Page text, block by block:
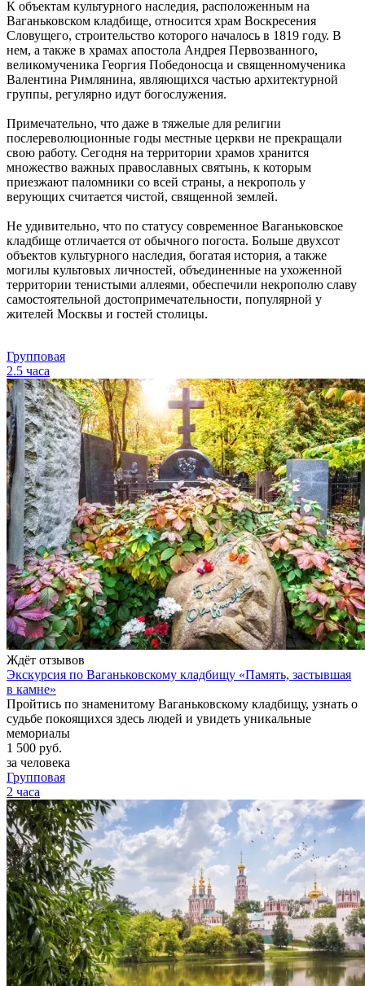
К объектам культурного наследия, расположенным на
Ваганьковском кладбище, относится храм Воскресения
Словущего, строительство которого началось в 1819 году. В
нем, а также в храмах апостола Андрея Первозванного,
великомученика Георгия Победоносца и священномученика
Валентина Римлянина, являющихся частью архитектурной
группы, регулярно идут богослужения.
Примечательно, что даже в тяжелые для религии
послереволюционные годы местные церкви не прекращали
свою работу. Сегодня на территории храмов хранится
множество важных православных святынь, к которым
приезжают паломники со всей страны, а некрополь у
верующих считается чистой, священной землей.
Не удивительно, что по статусу современное Ваганьковское
кладбище отличается от обычного погоста. Больше двухсот
объектов культурного наследия, богатая история, а также
могилы культовых личностей, объединенные на ухоженной
территории тенистыми аллеями, обеспечили некрополю славу
самостоятельной достопримечательности, популярной у
жителей Москвы и гостей столицы.
Групповая
2.5 часа
Ждёт отзывов
Экскурсия по Ваганьковскому кладбищу «Память, застывшая
в камне»
Пройтись по знаменитому Ваганьковскому кладбищу, узнать о
судьбе покоящихся здесь людей и увидеть уникальные
мемориалы
1 500 руб.
за человека
Групповая
2 часа